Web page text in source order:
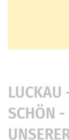
LUCKAU
SCHÖN -